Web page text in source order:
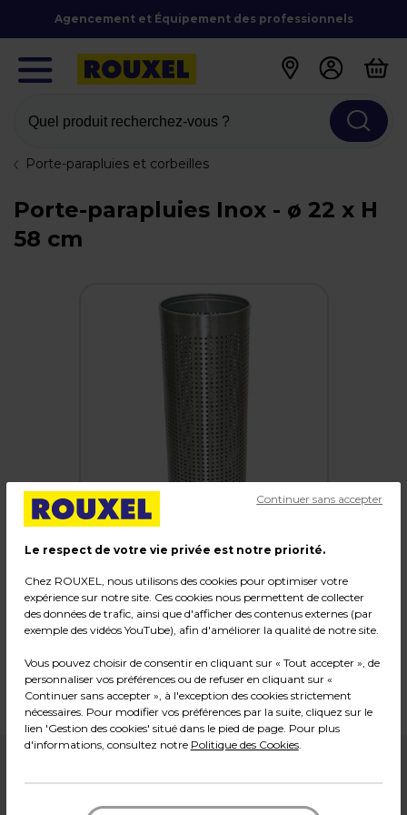
Agencement et Équipement des professionnels
Quel produit recherchez-vous ?
Porte-parapluies et corbeilles
Porte-parapluies Inox - ø 22 x H
58 cm
Porte-parapluies Inox
Dimensions : ø 22 x H 58 cm
Poids : 4,50 kg
Le respect de votre vie privée est notre priorité.
Chez ROUXEL, nous utilisons des cookies pour optimiser votre
expérience sur notre site. Ces cookies nous permettent de collecter
des données de trafic, ainsi que d'afficher des contenus externes (par
exemple des vidéos YouTube), afin d'améliorer la qualité de notre site.
Vous pouvez choisir de consentir en cliquant sur « Tout accepter », de
personnaliser vos préférences ou de refuser en cliquant sur «
Continuer sans accepter », à l'exception des cookies strictement
nécessaires. Pour modifier vos préférences par la suite, cliquez sur le
lien 'Gestion des cookies' situé dans le pied de page. Pour plus
d'informations, consultez notre Politique des Cookies.
Continuer sans accepter